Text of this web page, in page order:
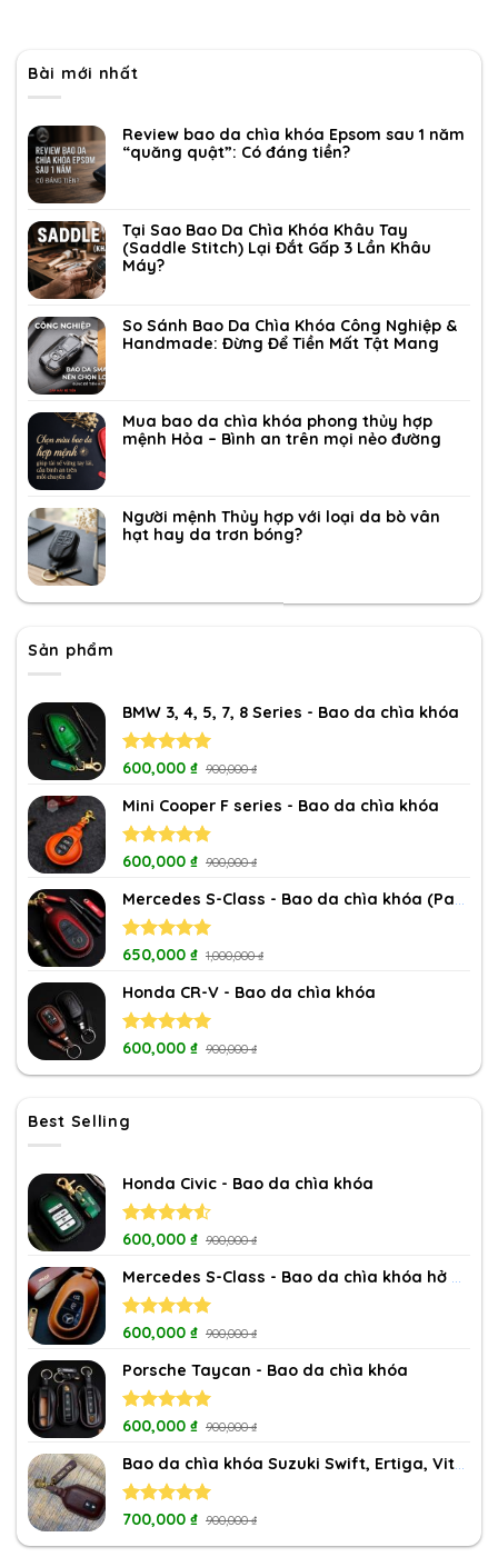
Bài mới nhất
Review bao da chìa khóa Epsom sau 1 năm
“quăng quật”: Có đáng tiền?
Tại Sao Bao Da Chìa Khóa Khâu Tay
(Saddle Stitch) Lại Đắt Gấp 3 Lần Khâu
Máy?
So Sánh Bao Da Chìa Khóa Công Nghiệp &
Handmade: Đừng Để Tiền Mất Tật Mang
Mua bao da chìa khóa phong thủy hợp
mệnh Hỏa – Bình an trên mọi nẻo đường
Người mệnh Thủy hợp với loại da bò vân
hạt hay da trơn bóng?
Sản phẩm
BMW 3, 4, 5, 7, 8 Series - Bao da chìa khóa
Rated5.00
600,000 ₫ 900,000₫
Mini Cooper F series - Bao da chìa khóa
Rated4.80
600,000 ₫ 900,000₫
Mercedes S-Class - Bao da chìa khóa (Patina)
Rated5.00
650,000 ₫ 1,000,000₫
Honda CR-V - Bao da chìa khóa
Rated5.00
600,000 ₫ 900,000₫
Best Selling
Honda Civic - Bao da chìa khóa
Rated
of 5
600,000 ₫ 900,000₫
Mercedes S-Class - Bao da chìa khóa hở nút
Rated5.00
600,000 ₫ 900,000₫
Porsche Taycan - Bao da chìa khóa
Rated5.00
600,000 ₫ 900,000₫
Bao da chìa khóa Suzuki Swift, Ertiga, Vitara, XL7
Rated5.00
700,000 ₫ 900,000₫